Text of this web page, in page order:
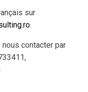
sur
.
contacter par